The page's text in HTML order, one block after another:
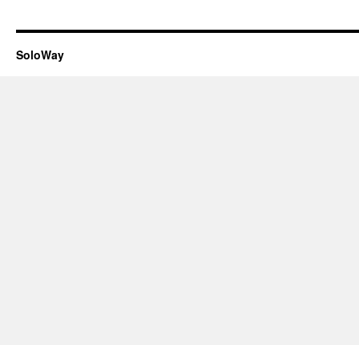
SoloWay